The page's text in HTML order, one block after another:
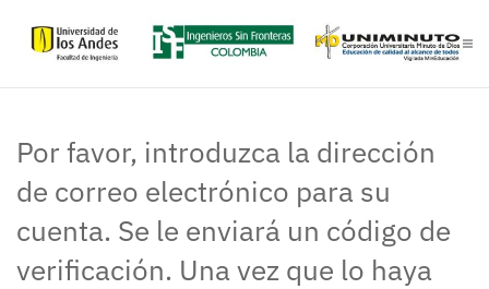
Skip to main content
Por favor, introduzca la dirección
de correo electrónico para su
cuenta. Se le enviará un código de
verificación. Una vez que lo haya